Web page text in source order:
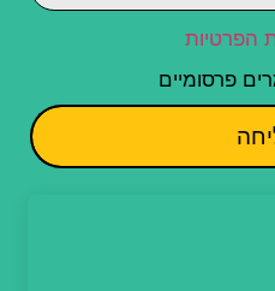
הפרטיות
פרסומיים